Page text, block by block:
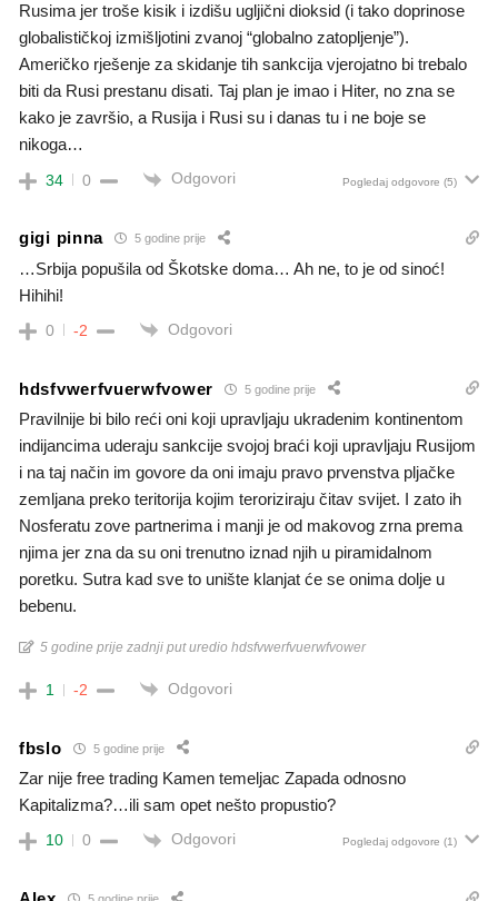
Rusima jer troše kisik i izdišu ugljični dioksid (i tako doprinose
globalističkoj izmišljotini zvanoj “globalno zatopljenje”).
Američko rješenje za skidanje tih sankcija vjerojatno bi trebalo
biti da Rusi prestanu disati. Taj plan je imao i Hiter, no zna se
kako je završio, a Rusija i Rusi su i danas tu i ne boje se
nikoga…
34 0 Odgovori Pogledaj odgovore (5)
gigi pinna 5 godine prije
…Srbija popušila od Škotske doma… Ah ne, to je od sinoć!
Hihihi!
0 -2 Odgovori
hdsfvwerfvuerwfvower 5 godine prije
Pravilnije bi bilo reći oni koji upravljaju ukradenim kontinentom
indijancima uderaju sankcije svojoj braći koji upravljaju Rusijom
i na taj način im govore da oni imaju pravo prvenstva pljačke
zemljana preko teritorija kojim teroriziraju čitav svijet. I zato ih
Nosferatu zove partnerima i manji je od makovog zrna prema
njima jer zna da su oni trenutno iznad njih u piramidalnom
poretku. Sutra kad sve to unište klanjat će se onima dolje u
bebenu.
5 godine prije zadnji put uredio hdsfvwerfvuerwfvower
1 -2 Odgovori
fbslo 5 godine prije
Zar nije free trading Kamen temeljac Zapada odnosno
Kapitalizma?…ili sam opet nešto propustio?
10 0 Odgovori Pogledaj odgovore (1)